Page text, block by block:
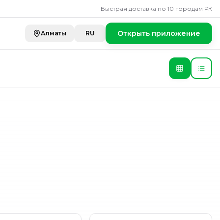
Быстрая доставка по 10 городам РК
Алматы RU Открыть приложение